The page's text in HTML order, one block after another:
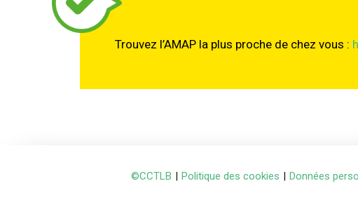
Trouvez l’AMAP la plus proche de chez vous :
©CCTLB | Politique des cookies | Données